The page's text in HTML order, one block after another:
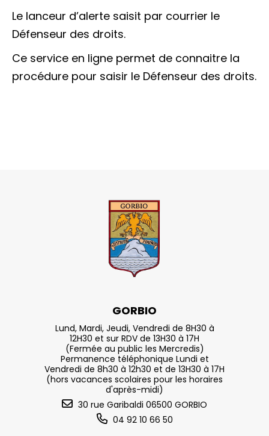
Le lanceur d’alerte saisit par courrier le
Défenseur des droits.
Ce service en ligne permet de connaitre la
procédure pour saisir le Défenseur des droits.
GORBIO
Lund, Mardi, Jeudi, Vendredi de 8H30 à
12H30 et sur RDV de 13H30 à 17H
(Fermée au public les Mercredis)
Permanence téléphonique Lundi et
Vendredi de 8h30 à 12h30 et de 13H30 à 17H
(hors vacances scolaires pour les horaires
d'après-midi)
30 rue Garibaldi 06500 GORBIO
04 92 10 66 50